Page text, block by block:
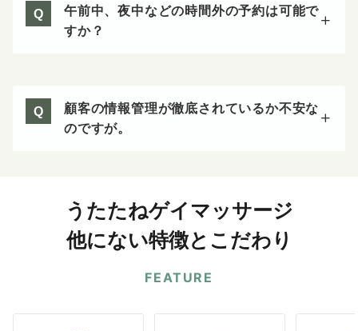
Q
午前中、夜中などの時間外の予約は可能で
すか？
Q
顧客の情報管理が徹底されているか不安な
のですが。
うたたねゲイマッサージ
他にない特徴とこだわり
FEATURE